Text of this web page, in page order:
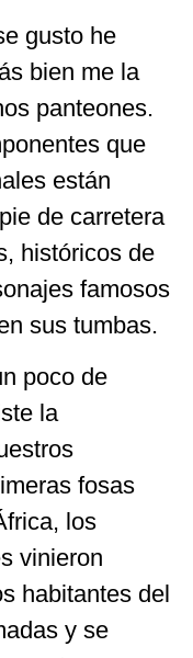
gusto he
bien me la
panteones.
que
están
de carretera
históricos de
famosos
sus tumbas.
poco de
la
fosas
los
vinieron
habitantes del
y se